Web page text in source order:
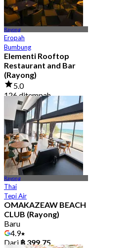
Rayong
Eropah
Bumbung
Elementi Rooftop
Restaurant and Bar
(Rayong)
5.0
126 ditempah
Dari฿ 696.66
Rayong
Thai
Tepi Air
OMAKAZEAW BEACH
CLUB (Rayong)
Baru
4.9
Dari ฿ 399.75